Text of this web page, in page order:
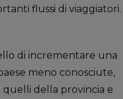
flussi di viaggiatori.
di incrementare una
meno conosciute,
quelli della provincia e